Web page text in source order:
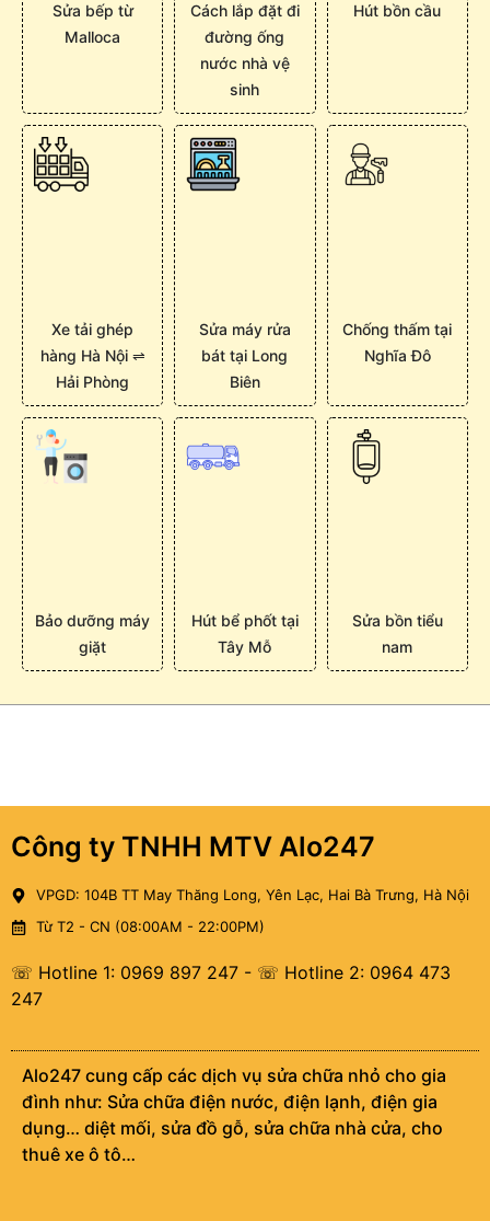
Sửa bếp từ
Malloca
Cách lắp đặt đi
đường ống
nước nhà vệ
sinh
Hút bồn cầu
Xe tải ghép
hàng Hà Nội ⇌
Hải Phòng
Sửa máy rửa
bát tại Long
Biên
Chống thấm tại
Nghĩa Đô
Bảo dưỡng máy
giặt
Hút bể phốt tại
Tây Mỗ
Sửa bồn tiểu
nam
Công ty TNHH MTV Alo247
VPGD: 104B TT May Thăng Long, Yên Lạc, Hai Bà Trưng, Hà Nội
Từ T2 - CN (08:00AM - 22:00PM)
☏ Hotline 1: 0969 897 247 - ☏ Hotline 2: 0964 473
247
Alo247 cung cấp các dịch vụ sửa chữa nhỏ cho gia
đình như: Sửa chữa điện nước, điện lạnh, điện gia
dụng… diệt mối, sửa đồ gỗ, sửa chữa nhà cửa, cho
thuê xe ô tô…